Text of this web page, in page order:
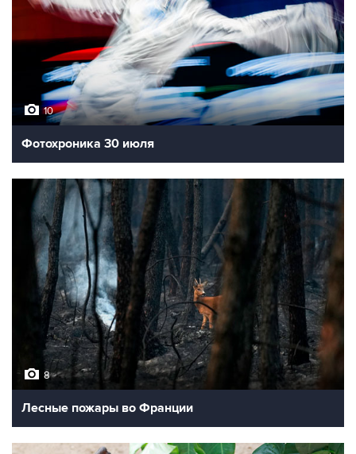
10
Фотохроника 30 июля
8
Лесные пожары во Франции